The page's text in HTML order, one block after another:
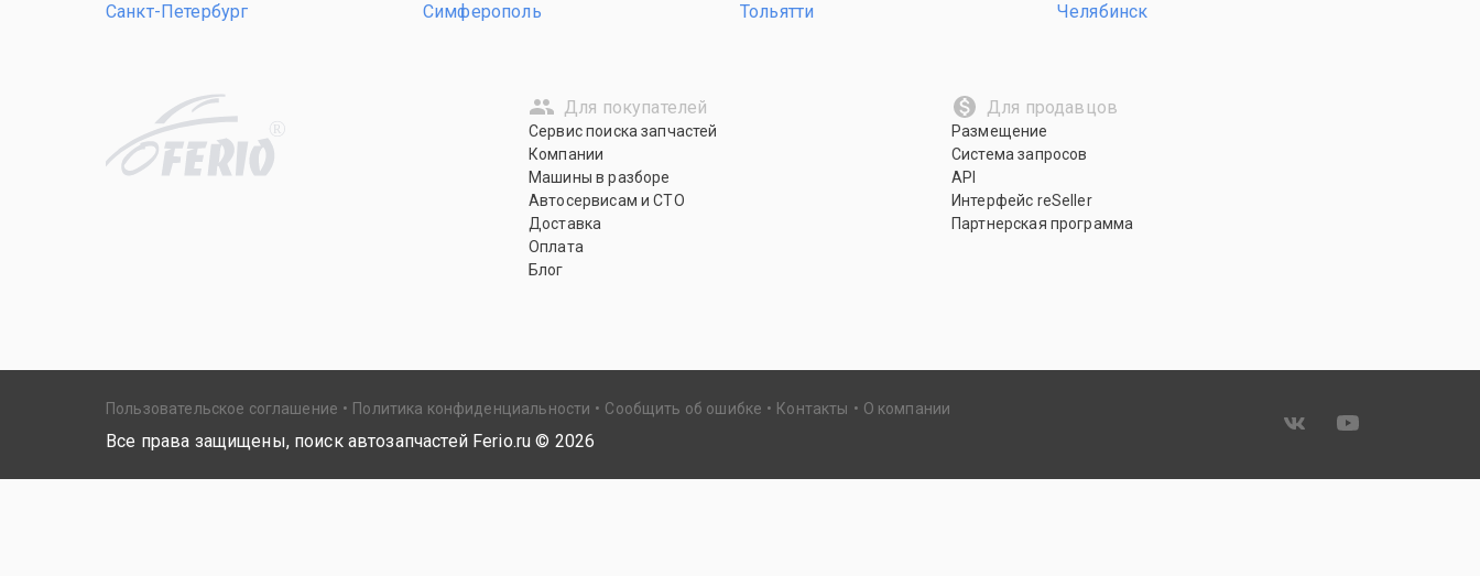
Санкт-Петербург
Симферополь Тольятти Челябинск
R
Для покупателей
Сервис поиска запчастей
Компании
Машины в разборе
Автосервисам и СТО
Доставка
Оплата
Блог
Для продавцов
Размещение
Система запросов
API
Интерфейс reSeller
Партнерская программа
Пользовательское соглашение Политика конфиденциальности Сообщить об ошибке Контакты О компании
Все права защищены, поиск автозапчастей Ferio.ru © 2026